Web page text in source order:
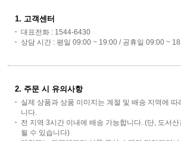
1. 고객센터
대표전화 : 1544-6430
상담 시간 : 평일 09:00 ~ 19:00 / 공휴일 09:00 ~
2. 주문 시 유의사항
실제 상품과 상품 이미지는 계절 및 배송 지역에 따
니다.
전 지역 3시간 이내에 배송 가능합니다. (단, 도서
될 수 있습니다)